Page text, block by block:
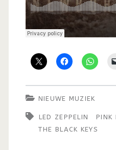
NIEUWE MUZIEK
LED ZEPPELIN PINK
THE BLACK KEYS